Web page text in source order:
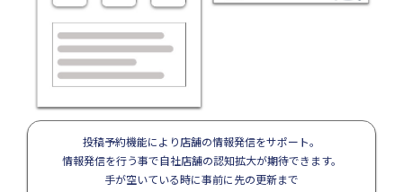
投稿予約機能により店舗の情報発信をサポート。
情報発信を行う事で自社店舗の認知拡大が期待できます。
手が空いている時に事前に先の更新まで